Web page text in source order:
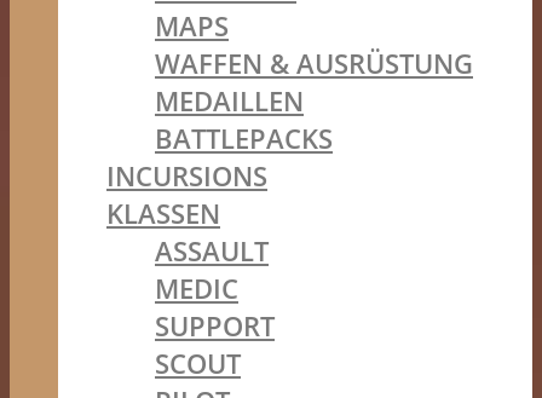
MAPS
WAFFEN & AUSRÜSTUNG
MEDAILLEN
BATTLEPACKS
INCURSIONS
KLASSEN
ASSAULT
MEDIC
SUPPORT
SCOUT